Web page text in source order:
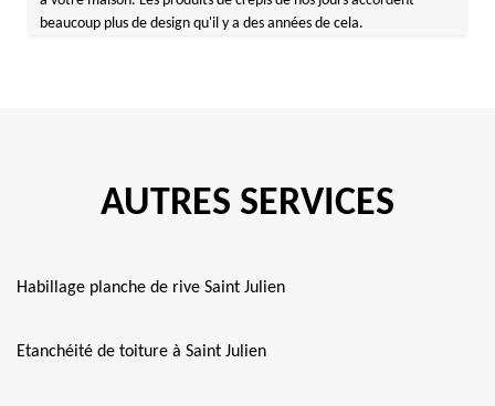
beaucoup plus de design qu'il y a des années de cela.
AUTRES SERVICES
Habillage planche de rive Saint Julien
Etanchéité de toiture à Saint Julien